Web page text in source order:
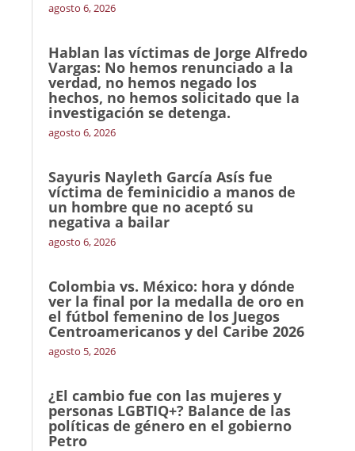
agosto 6, 2026
Hablan las víctimas de Jorge Alfredo
Vargas: No hemos renunciado a la
verdad, no hemos negado los
hechos, no hemos solicitado que la
investigación se detenga.
agosto 6, 2026
Sayuris Nayleth García Asís fue
víctima de feminicidio a manos de
un hombre que no aceptó su
negativa a bailar
agosto 6, 2026
Colombia vs. México: hora y dónde
ver la final por la medalla de oro en
el fútbol femenino de los Juegos
Centroamericanos y del Caribe 2026
agosto 5, 2026
¿El cambio fue con las mujeres y
personas LGBTIQ+? Balance de las
políticas de género en el gobierno
Petro